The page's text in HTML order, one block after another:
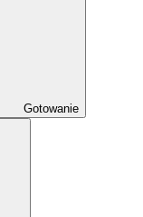
Gotowanie